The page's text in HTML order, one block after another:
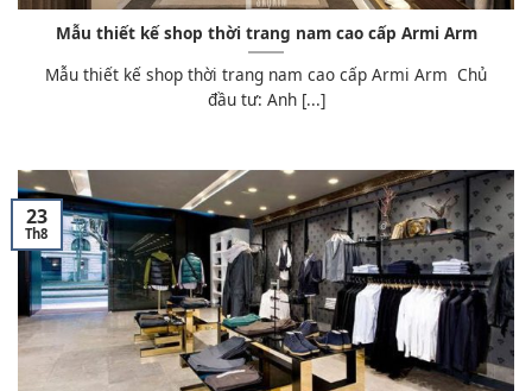
Mẫu thiết kế shop thời trang nam cao cấp Armi Arm
Mẫu thiết kế shop thời trang nam cao cấp Armi Arm Chủ
đầu tư: Anh [...]
23
Th8